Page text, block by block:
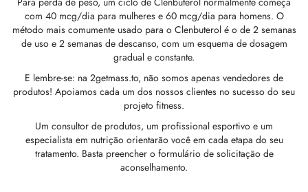
com 40 mcg/dia para mulheres e 60 mcg/dia para homens. O
método mais comumente usado para o Clenbuterol é o de 2 semanas
de uso e 2 semanas de descanso, com um esquema de dosagem
gradual e constante.
E lembre-se: na 2getmass.to, não somos apenas vendedores de
produtos! Apoiamos cada um dos nossos clientes no sucesso do seu
projeto fitness.
Um consultor de produtos, um profissional esportivo e um
especialista em nutrição orientarão você em cada etapa do seu
tratamento. Basta preencher o formulário de solicitação de
aconselhamento.
EU 🇪🇺
PHARMA 🇪🇺
/ SOMATROP 🇪🇺
EU 🇪🇺
PHARMA 🇪🇺
/ PHARMACOM INT. 🌍
SHREE/ POWERBOLIC – Ásia 🇺🇸 🌍
/ PHARMACOM INT. 🌍
De Masteron (Drostanolona)
De Nandrolona (NPP)
Injetável (metenolona)
De Trestolona (MENT)
De Testosterona
Sustanon
De Testosterona
De Esteróides (oral)
(Oral)
/ T6
Oral (acetato De Metenolona)
(Tamoxifeno)
(Mesterolona)
Do Fígado
De Peso
SexuaisDe HGH
(Ozempic)
Alfa
(Ozempic)
(Mounjaro)
Mastorin
– Estenabólico
– Miostina
Feminino
Recebido
Da Embalagem
Bancária
(USA)